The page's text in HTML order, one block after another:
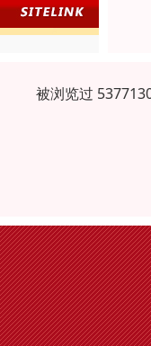
被浏览过